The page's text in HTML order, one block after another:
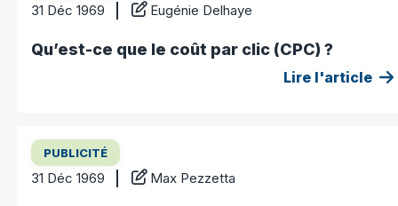
31 Déc 1969 Eugénie Delhaye
Qu’est-ce que le coût par clic (CPC) ?
Lire l'article
PUBLICITÉ
31 Déc 1969 Max Pezzetta